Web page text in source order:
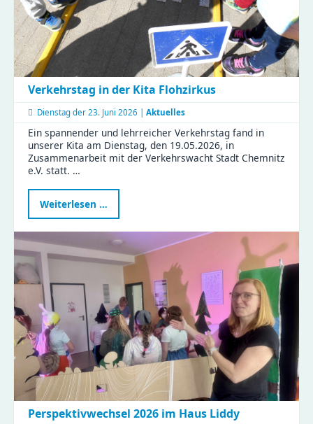
Verkehrstag in der Kita Flohzirkus
Dienstag der 23. Juni 2026 | Aktuelles
Ein spannender und lehrreicher Verkehrstag fand in
unserer Kita am Dienstag, den 19.05.2026, in
Zusammenarbeit mit der Verkehrswacht Stadt Chemnitz
e.V. statt. …
Weiterlesen …
in
Kita
Flohzirkus
Perspektivwechsel 2026 im Haus Liddy